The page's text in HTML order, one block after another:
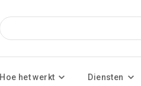
Hoe het werkt Diensten